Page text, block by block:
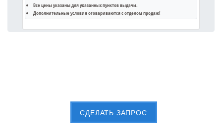
Все цены указаны дляуказанных пунктов выдачи.
Дополнительные условия оговариваются с отделом продаж!
CДЕЛАТЬ ЗАПРОС